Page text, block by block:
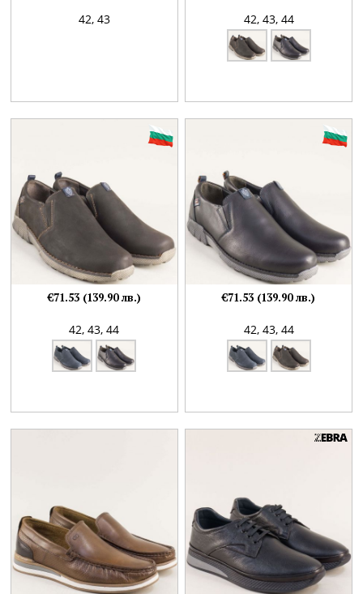
42, 43 42, 43, 44
42,43,44
€71.53 (139.90 лв.)
42, 43, 44
€71.53 (139.90 лв.)